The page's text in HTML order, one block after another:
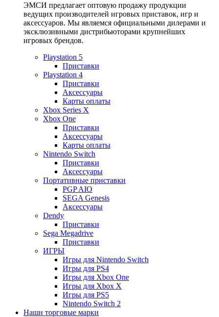
ЭМСИ предлагает оптовую продажу продукции
ведущих производителей игровых приставок, игр и
аксессуаров. Мы являемся официальными дилерами и
эксклюзивными дистрибьюторами крупнейших
игровых брендов.
Playstation 5
Приставки
Playstation 4
Приставки
Аксессуары
Карты оплаты
Xbox Series X
Xbox One
Приставки
Аксессуары
Карты оплаты
Nintendo Switch
Приставки
Аксессуары
Портативные приставки
PGP AIO
SEGA Genesis
Аксессуары
Dendy
Приставки
Sega Megadrive
Приставки
ИГРЫ
Игры для Nintendo Switch
Игры для PS4
Игры для Xbox One
Игры для Xbox X
Игры для PS5
Nintendo Switch 2
Наши торговые марки